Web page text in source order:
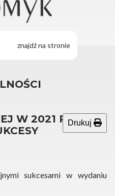
W 2021 ROKU I
Drukuj
sukcesami w wydaniu